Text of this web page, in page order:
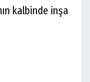
kalbinde inşa